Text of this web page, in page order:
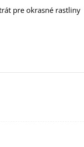
pre okrasné rastliny